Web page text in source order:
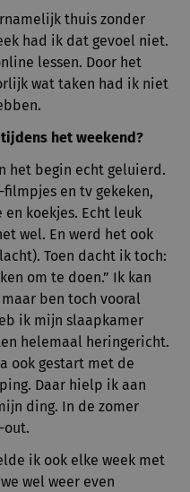
thuis zonder
had ik dat gevoel niet.
lessen. Door het
wat taken had ik niet
het weekend?
het begin echt geluierd.
en tv gekeken,
koekjes. Echt leuk
wel. En werd het ook
Toen dacht ik toch:
om te doen.” Ik kan
ben toch vooral
ik mijn slaapkamer
helemaal heringericht.
ook gestart met de
Daar hielp ik aan
ding. In de zomer
out.
ik ook elke week met
wel weer even